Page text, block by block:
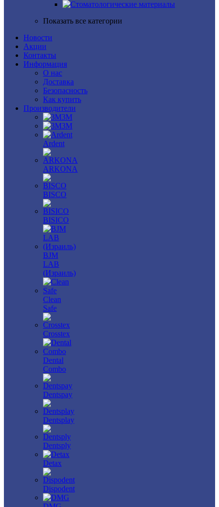
Показать все категории
Новости
Акции
Контакты
Информация
О нас
Доставка
Безопасность
Как купить
Производители
3M
3М
Ardent
ARKONA
BISCO
BISICO
BJM
LAB
(Израиль)
Clean
Safe
Crosstex
Dental
Combo
Dentspay
Dentsplay
Dentsply
Detax
Dispodent